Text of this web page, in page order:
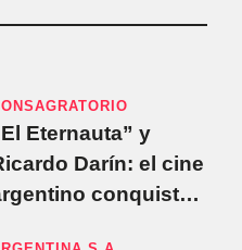
Eternauta” y
Darín: el cine
conquista